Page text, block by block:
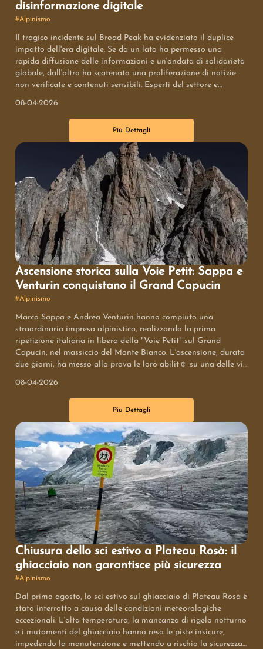
disinformazione digitale
#Alpinismo
Il tragico incidente sul Broad Peak ha evidenziato il duplice
impatto dell'era digitale. Se da un lato ha permesso una
rapida diffusione delle informazioni e un'ondata di solidarietà
globale, dall'altro ha scatenato una proliferazione di notizie
non verificate e contenuti sensibili. Esperti del settore e
di attenersi a fonti ufficiali per rispetto delle vittime e delle
operazioni di soccorso. Le attività di recupero sono ancora in
corso, con il Club Alpino Pakistano che coordina gli sforzi, e si
sottolinea l'importanza di attendere le indagini ufficiali prima
di formulare giudizi.
08-04-2026
Più Dettagli
Ascensione storica sulla Voie Petit: Sappa e
Venturin conquistano il Grand Capucin
#Alpinismo
Marco Sappa e Andrea Venturin hanno compiuto una
straordinaria impresa alpinistica, realizzando la prima
ripetizione italiana in libera della "Voie Petit" sul Grand
Capucin, nel massiccio del Monte Bianco. L'ascensione, durata
due giorni, ha messo alla prova le loro abilit￠ su una delle vie
Sappa, maturato dopo anni di preparazione e dedizione
08-04-2026
Più Dettagli
Chiusura dello sci estivo a Plateau Rosà: il
ghiacciaio non garantisce più sicurezza
#Alpinismo
Dal primo agosto, lo sci estivo sul ghiacciaio di Plateau Rosà è
stato interrotto a causa delle condizioni meteorologiche
eccezionali. L'alta temperatura, la mancanza di rigelo notturno
e i mutamenti del ghiacciaio hanno reso le piste insicure,
impedendo la manutenzione e mettendo a rischio la sicurezza